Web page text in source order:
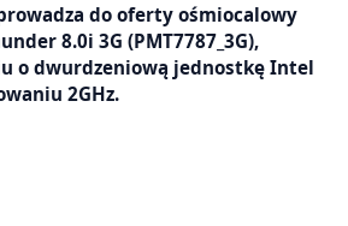
do oferty ośmiocalowy
8.0i 3G (PMT7787_3G),
o dwurdzeniową jednostkę Intel
2GHz.